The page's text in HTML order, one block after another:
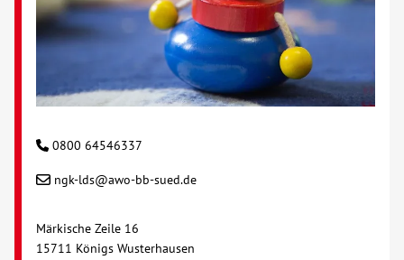
0800 64546337
ngk-lds@awo-bb-sued.de
Märkische Zeile 16
15711 Königs Wusterhausen